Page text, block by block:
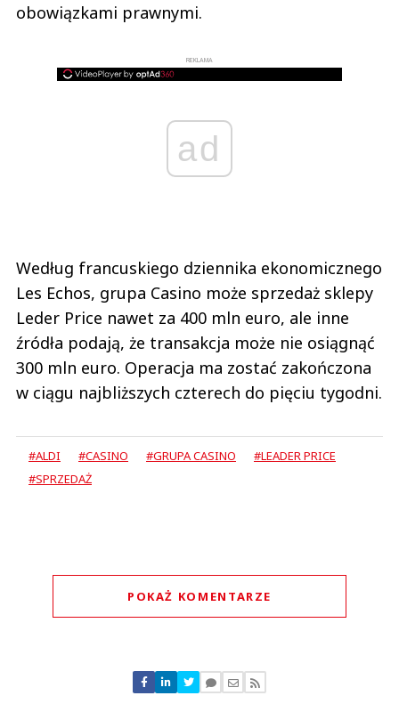
obowiązkami prawnymi.
REKLAMA
ad
Według francuskiego dziennika ekonomicznego
Les Echos, grupa Casino może sprzedaż sklepy
Leder Price nawet za 400 mln euro, ale inne
źródła podają, że transakcja może nie osiągnąć
300 mln euro. Operacja ma zostać zakończona
w ciągu najbliższych czterech do pięciu tygodni.
#ALDI #CASINO #GRUPA CASINO
#LEADER PRICE
#SPRZEDAŻ
POKAŻ KOMENTARZE
Nie znaleziono komentarzy
Zostaw swoje komentarze